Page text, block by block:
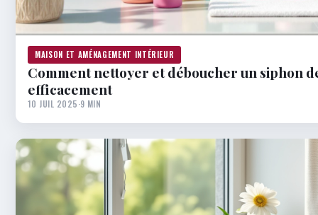
MAISON ET AMÉNAGEMENT INTÉRIEUR
Comment nettoyer et déboucher un siphon
efficacement
10 JUIL 2025·9 MIN